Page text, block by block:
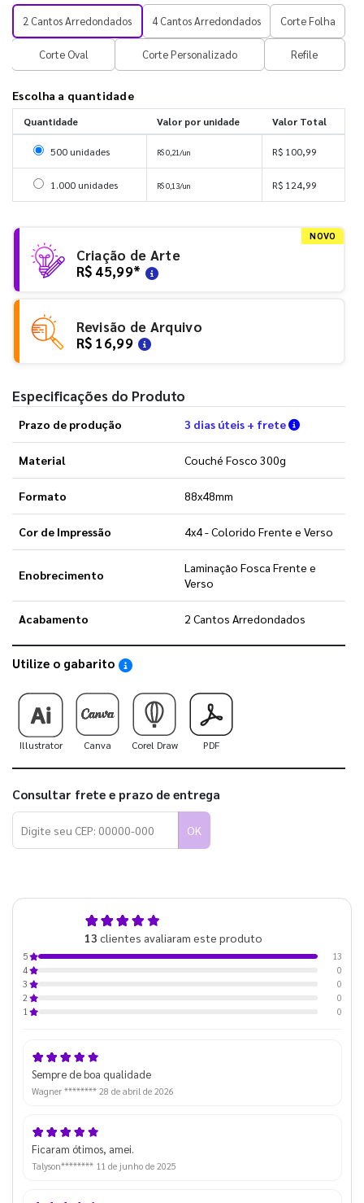
2 Cantos Arredondados 4 Cantos Arredondados Corte Folha
Corte Oval Corte Personalizado Refile
Escolha a quantidade
Quantidade Valor por unidade Valor Total
Selecionar 500 unidades
500 unidades R$ 0,21/un R$ 100,99
Selecionar 1000 unidades
1.000 unidades R$ 0,13/un R$ 124,99
NOVO
Criação de Arte
R$ 45,99*
Revisão de Arquivo
R$ 16,99
Especificações do Produto
Prazo de produção 3 dias úteis + frete Verifique
Material Couché Fosco 300g
Formato 88x48mm
Cor de Impressão 4x4 - Colorido Frente e Verso
Enobrecimento
Laminação Fosca Frente e
Verso
Acabamento 2 Cantos Arredondados
Utilize o gabarito Saiba como utilizar os nossos gabaritos
Illustrator Canva Corel Draw PDF
Consultar frete e prazo de entrega
OK
13 clientes avaliaram este produto
5
13
4
0
3
0
2
0
1
0
Sempre de boa qualidade
Wagner ******** 28 de abril de 2026
Ficaram ótimos, amei.
Talyson******** 11 de junho de 2025